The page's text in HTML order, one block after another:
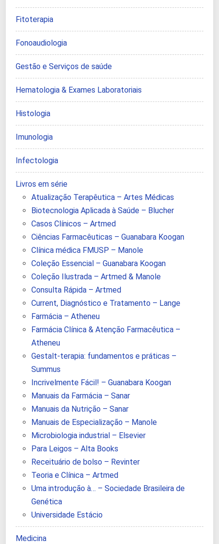
Fitoterapia
Fonoaudiologia
Gestão e Serviços de saúde
Hematologia & Exames Laboratoriais
Histologia
Imunologia
Infectologia
Livros em série
Atualização Terapêutica – Artes Médicas
Biotecnologia Aplicada à Saúde – Blucher
Casos Clínicos – Artmed
Ciências Farmacêuticas – Guanabara Koogan
Clínica médica FMUSP – Manole
Coleção Essencial – Guanabara Koogan
Coleção Ilustrada – Artmed & Manole
Consulta Rápida – Artmed
Current, Diagnóstico e Tratamento – Lange
Farmácia – Atheneu
Farmácia Clínica & Atenção Farmacêutica –
Atheneu
Gestalt-terapia: fundamentos e práticas –
Summus
Incrivelmente Fácil! – Guanabara Koogan
Manuais da Farmácia – Sanar
Manuais da Nutrição – Sanar
Manuais de Especialização – Manole
Microbiologia industrial – Elsevier
Para Leigos – Alta Books
Receituário de bolso – Revinter
Teoria e Clínica – Artmed
Uma introdução à… – Sociedade Brasileira de
Genética
Universidade Estácio
Medicina